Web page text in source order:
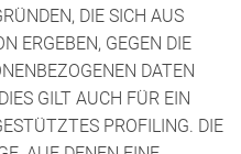
DIE SICH AUS
ERGEBEN, GEGEN DIE
DATEN
GILT AUCH FÜR EIN
PROFILING. DIE